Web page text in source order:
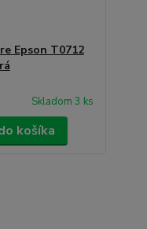
Epson T0712
Skladom 3 ks
košíka